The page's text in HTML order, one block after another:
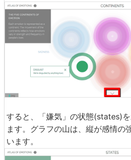
すると、「嫌気」の状態(states)
ます。グラフの山は、縦が感情の
います。